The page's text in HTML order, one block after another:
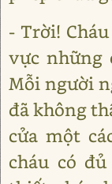
- Trời!
vực những
Mỗi người
đã không
cửa một
cháu có